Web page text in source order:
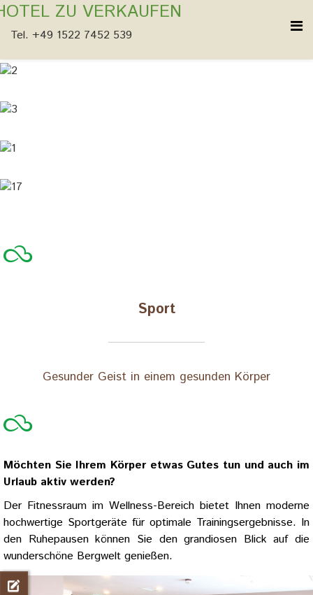
ZU VERKAUFEN
Tel. +49 1522 7452 539
Sport
Gesunder Geist in einem gesunden Körper
Möchten Sie Ihrem Körper etwas Gutes tun und auch im
Urlaub aktiv werden?
Der Fitnessraum im Wellness-Bereich bietet Ihnen moderne
hochwertige Sportgeräte für optimale Trainingsergebnisse. In
den Ruhepausen können Sie den grandiosen Blick auf die
wunderschöne Bergwelt genießen.